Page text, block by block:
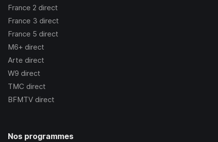
France 2 direct
France 3 direct
France 5 direct
M6+ direct
Arte direct
W9 direct
TMC direct
BFMTV direct
Nos programmes